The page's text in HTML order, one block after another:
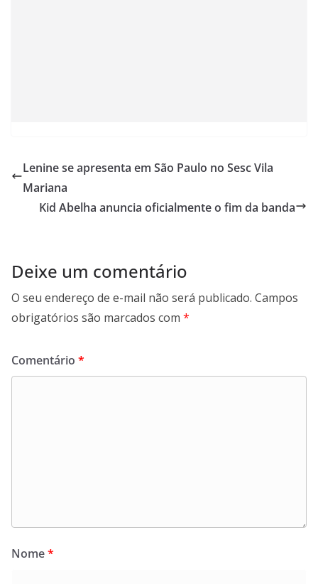
Lenine se apresenta em São Paulo no Sesc Vila
Mariana
Kid Abelha anuncia oficialmente o fim da banda
Deixe um comentário
O seu endereço de e-mail não será publicado. Campos
obrigatórios são marcados com *
Comentário *
Nome*